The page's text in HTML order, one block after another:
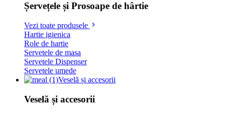
Șervețele și Prosoape de hârtie
Vezi toate produsele
Hartie igienica
Role de hartie
Servetele de masa
Servetele Dispenser
Servetele umede
Veselă și accesorii
Veselă și accesorii